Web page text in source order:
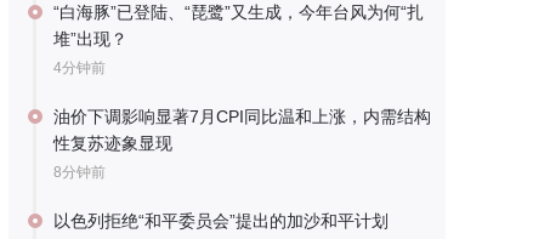
“白海豚”已登陆、“琵鹭”又生成，今年台风为何“扎
堆”出现？
4分钟前
油价下调影响显著7月CPI同比温和上涨，内需结构
性复苏迹象显现
8分钟前
以色列拒绝“和平委员会”提出的加沙和平计划